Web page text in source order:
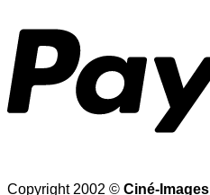
Copyright 2002 © Ciné-Images